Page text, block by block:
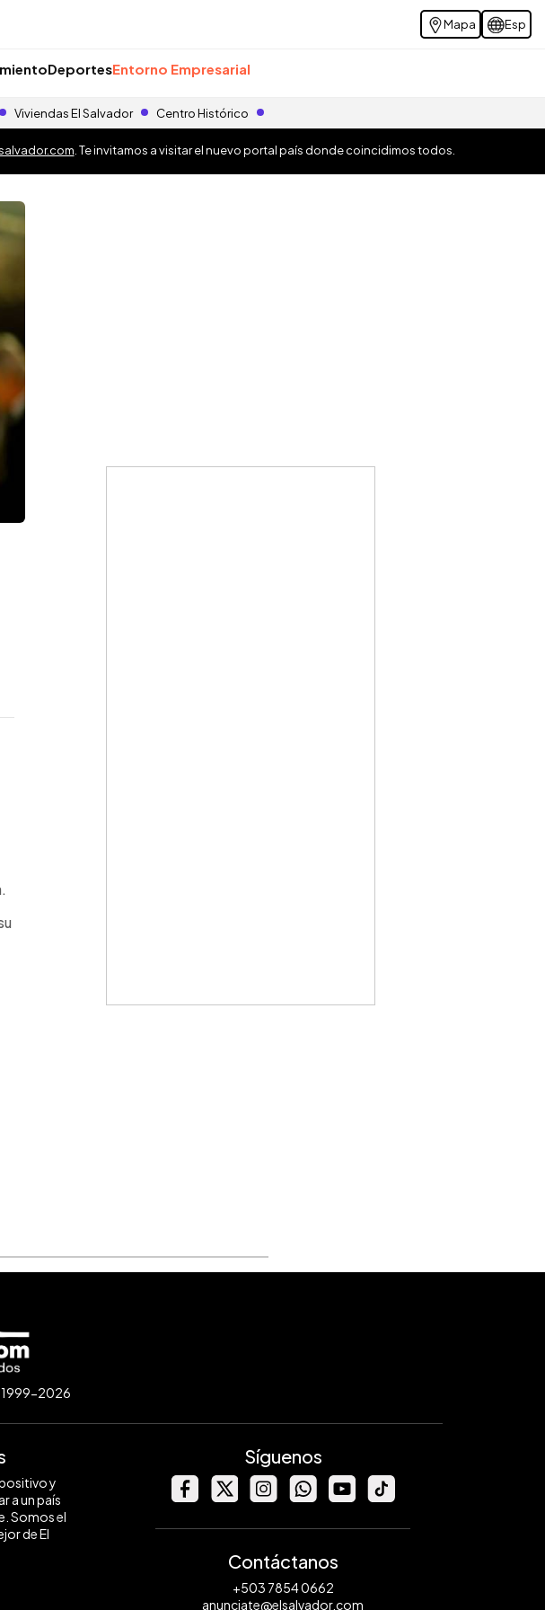
Mapa Esp
DeportesEntorno Empresarial
Viviendas El Salvador Centro Histórico
. Te invitamos a visitar el nuevo portal país donde coincidimos todos.
1999-2026
y
a un país
Somos el
de El
Síguenos
Contáctanos
+503 7854 0662
anunciate@elsalvador.com